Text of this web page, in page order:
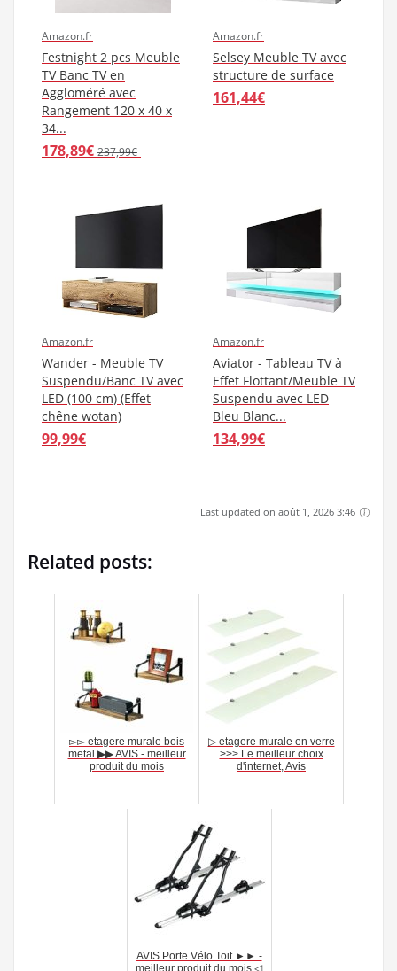
Amazon.fr
Festnight 2 pcs Meuble
TV Banc TV en
Aggloméré avec
Rangement 120 x 40 x
34...
178,89€ 237,99€
Amazon.fr
Selsey Meuble TV avec
structure de surface
161,44€
Amazon.fr
Wander - Meuble TV
Suspendu/Banc TV avec
LED (100 cm) (Effet
chêne wotan)
99,99€
Amazon.fr
Aviator - Tableau TV à
Effet Flottant/Meuble TV
Suspendu avec LED
Bleu Blanc...
134,99€
Last updated on août 1, 2026 3:46
Related posts:
▻▻ etagere murale bois
metal ▶▶ AVIS - meilleur
produit du mois
▷ etagere murale en verre
>>> Le meilleur choix
d'internet, Avis
AVIS Porte Vélo Toit ►► -